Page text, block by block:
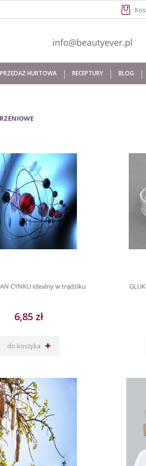
608 info@beautyever.pl
HURTOWA RECEPTURY BLOG
CYNKU idealny w trądziku
6,85 zł
do koszyka